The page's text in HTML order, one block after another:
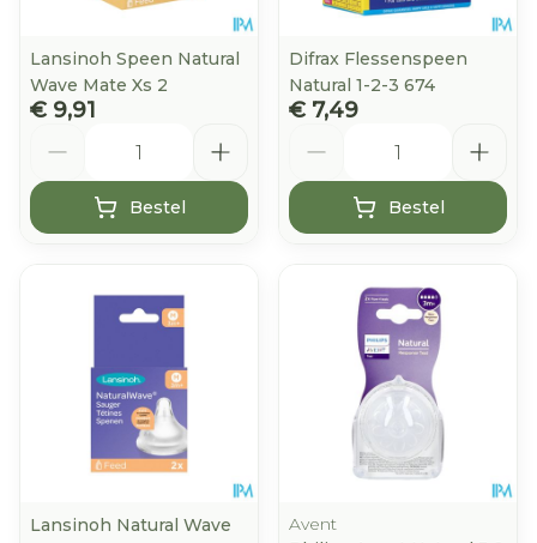
Lansinoh Speen Natural
Wave Mate Xs 2
€ 9,91
Bestel
Difrax Flessenspeen
Natural 1-2-3 674
€ 7,49
Bestel
Lansinoh Natural Wave
Avent